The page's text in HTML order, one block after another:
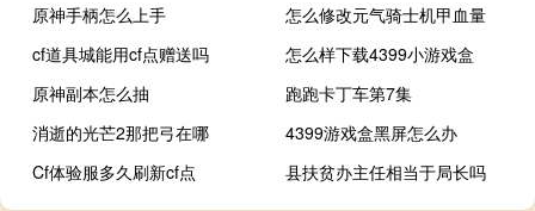
原神手柄怎么上手
怎么修改元气骑士机甲血量
cf道具城能用cf点赠送吗
怎么样下载4399小游戏盒
原神副本怎么抽
跑跑卡丁车第7集
消逝的光芒2那把弓在哪
4399游戏盒黑屏怎么办
Cf体验服多久刷新cf点
县扶贫办主任相当于局长吗